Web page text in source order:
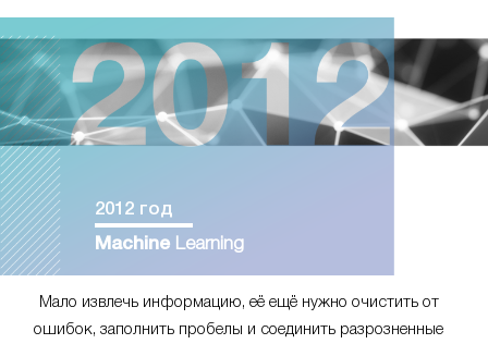
2012 год
Machine Learning
Мало извлечь информацию, её ещё нужно очистить от
ошибок, заполнить пробелы и соединить разрозненные